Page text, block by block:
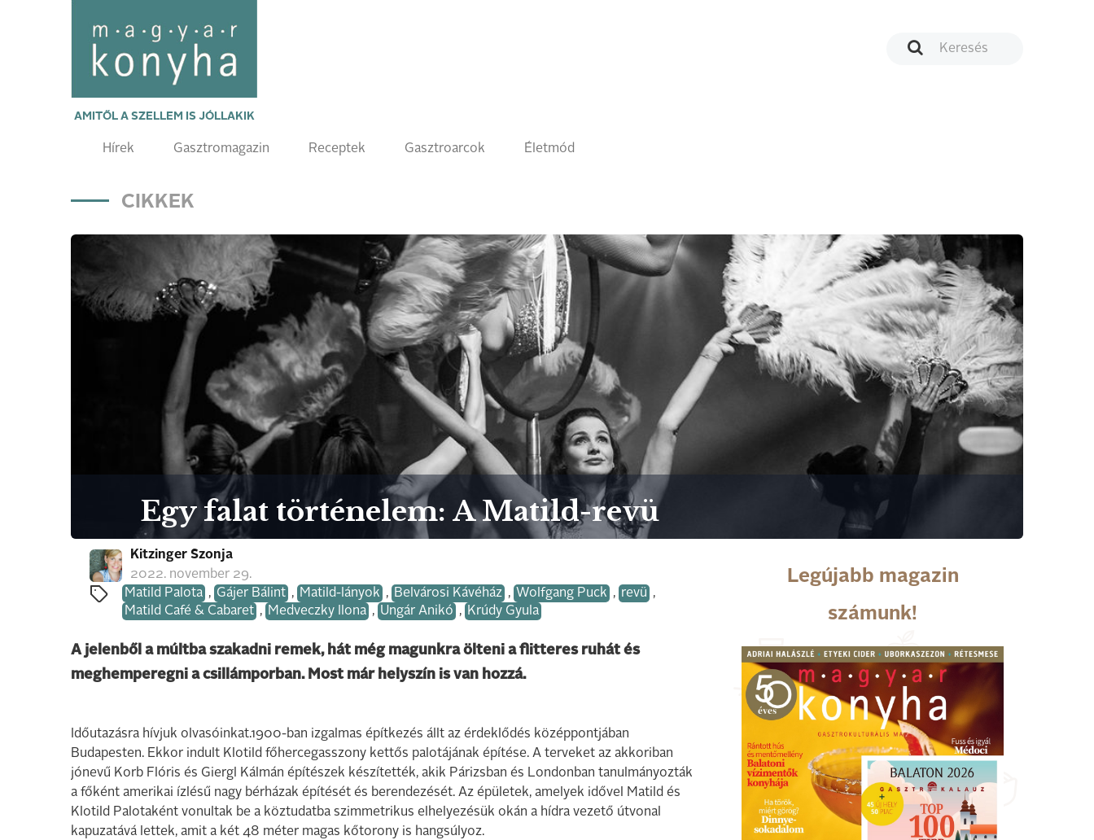
AMITŐL A SZELLEM IS JÓLLAKIK
Hírek Gasztromagazin Receptek Gasztroarcok Életmód
CIKKEK
Egy falat történelem: A Matild-revü
Kitzinger Szonja
2022. november 29.
Matild Palota , Gájer Bálint , Matild-lányok , Belvárosi Kávéház , Wolfgang Puck , revü ,
Matild Café & Cabaret , Medveczky Ilona , Ungár Anikó , Krúdy Gyula
A jelenből a múltba szakadni remek, hát még magunkra ölteni a flitteres ruhát és
meghemperegni a csillámporban. Most már helyszín is van hozzá.
Időutazásra hívjuk olvasóinkat.1900-ban izgalmas építkezés állt az érdeklődés középpontjában
Budapesten. Ekkor indult Klotild főhercegasszony kettős palotájának építése. A terveket az akkoriban
jónevű Korb Flóris és Giergl Kálmán építészek készítették, akik Párizsban és Londonban tanulmányozták
a főként amerikai ízlésű nagy bérházak építését és berendezését. Az épületek, amelyek idővel Matild és
Klotild Palotaként vonultak be a köztudatba szimmetrikus elhelyezésük okán a hídra vezető útvonal
kapuzatává lettek, amit a két 48 méter magas kőtorony is hangsúlyoz.
Legújabb magazin
számunk!